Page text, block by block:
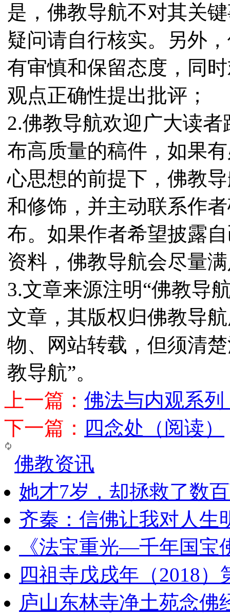
是，佛教导航不对其关
疑问请自行核实。另外
有审慎和保留态度，同
观点正确性提出批评；
2.佛教导航欢迎广大读
布高质量的稿件，如果
心思想的前提下，佛教
和修饰，并主动联系作
布。如果作者希望披露
资料，佛教导航会尽量
3.文章来源注明“佛教导
文章，其版权归佛教导
物、网站转载，但须清
教导航”。
上一篇： 佛法与内观系
下一篇： 四念处（阅读）
佛教资讯
她才7岁，却拯救了数
齐秦：信佛让我对人生
《法宝重光—千年国宝
四祖寺戊戌年（2018
庐山东林寺净土苑念佛